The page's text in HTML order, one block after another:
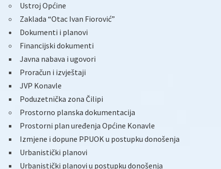
Ustroj Općine
Zaklada “Otac Ivan Fiorović”
Dokumenti i planovi
Financijski dokumenti
Javna nabava i ugovori
Proračun i izvještaji
JVP Konavle
Poduzetnička zona Čilipi
Prostorno planska dokumentacija
Prostorni plan uređenja Općine Konavle
Izmjene i dopune PPUOK u postupku donošenja
Urbanistički planovi
Urbanistički planovi u postupku donošenja